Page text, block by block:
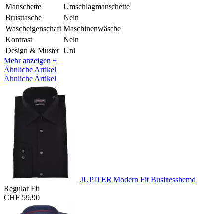
Manschette
Umschlagmanschette
Brusttasche
Nein
Wascheigenschaft Maschinenwäsche
Kontrast
Nein
Design & Muster Uni
Mehr anzeigen +
Ähnliche Artikel
Ähnliche Artikel
JUPITER Modern Fit Businesshemd
Regular Fit
CHF 59.90